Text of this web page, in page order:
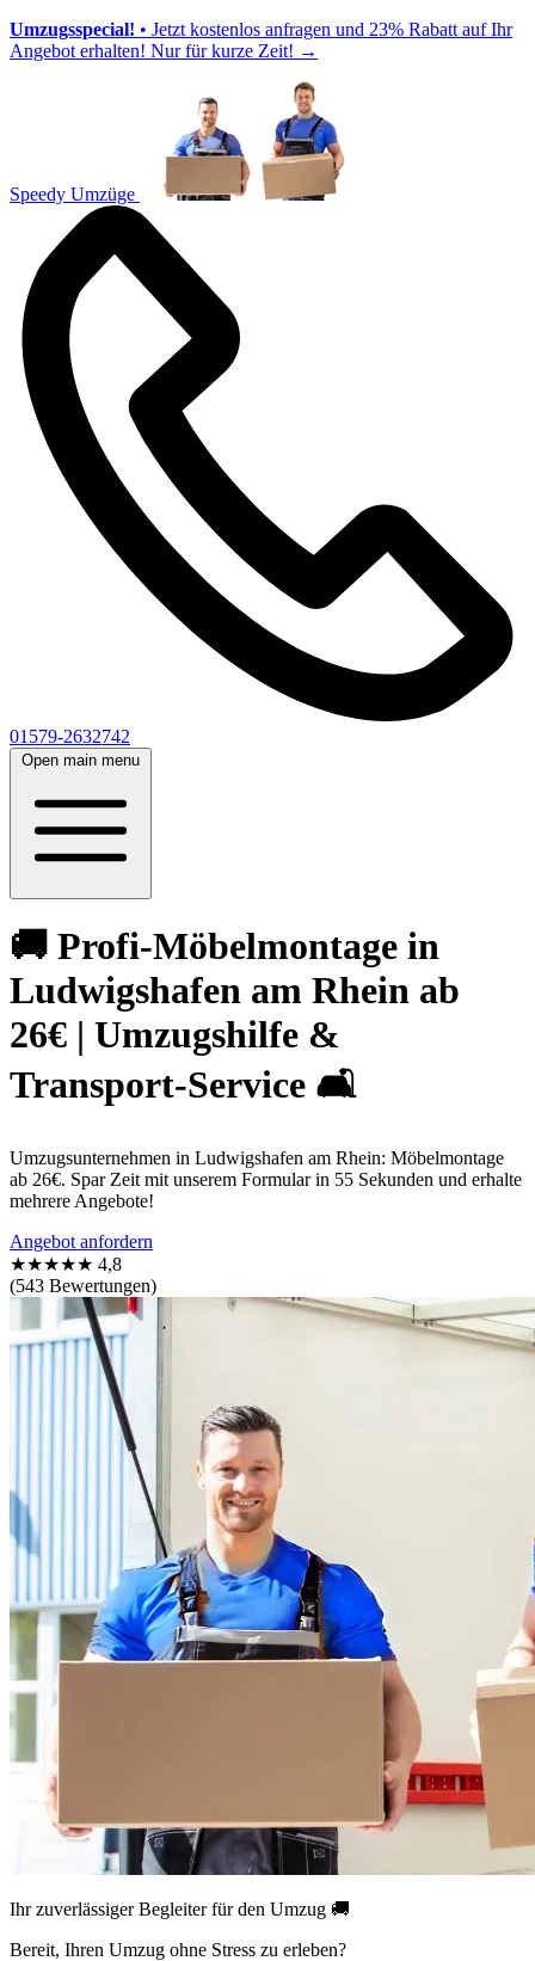
Umzugsspecial! • Jetzt kostenlos anfragen und 23% Rabatt auf Ihr
Angebot erhalten! Nur für kurze Zeit! →
Speedy Umzüge
01579-2632742
Open main menu
🚚 Profi-Möbelmontage in
Ludwigshafen am Rhein ab
26€ | Umzugshilfe &
Transport-Service 🛋️
Umzugsunternehmen in Ludwigshafen am Rhein: Möbelmontage
ab 26€. Spar Zeit mit unserem Formular in 55 Sekunden und erhalte
mehrere Angebote!
Angebot anfordern
★★★★★ 4,8
(543 Bewertungen)
Ihr zuverlässiger Begleiter für den Umzug 🚚
Bereit, Ihren Umzug ohne Stress zu erleben?